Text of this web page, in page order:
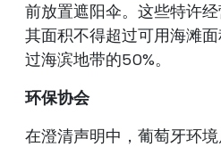
前放置遮阳伞。这些特许
其面积不得超过可用海滩
过海滨地带的50%。
环保协会
在澄清声明中，葡萄牙环